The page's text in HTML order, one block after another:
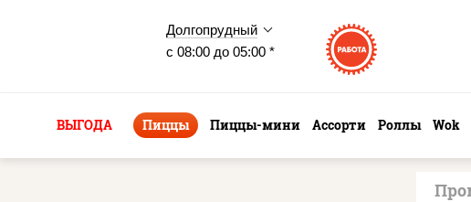
Долгопрудный
с 08:00 до 05:00 *
ВЫГОДА Пиццы Пиццы-мини Ассорти Роллы Wok